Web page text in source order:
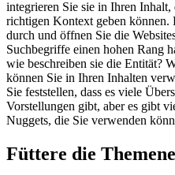
integrieren Sie sie in Ihren
richtigen Kontext geben können.
durch und öffnen Sie die
Suchbegriffe einen hohen Rang
wie beschreiben sie die Entität?
können Sie in Ihren Inhalten
Sie feststellen, dass es viele
Vorstellungen gibt, aber es gibt
Nuggets, die Sie verwenden
Füttere die